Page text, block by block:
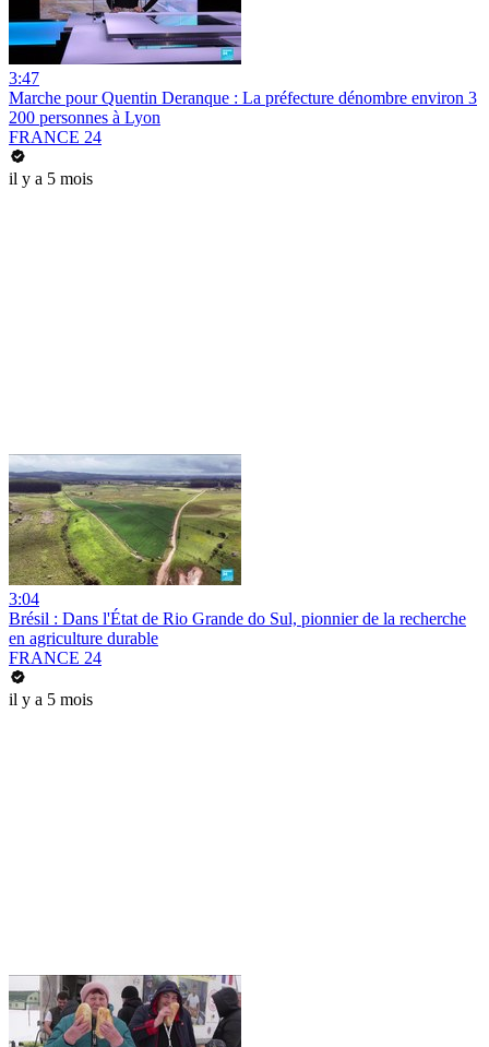
3:47
Marche pour Quentin Deranque : La préfecture dénombre environ 3
200 personnes à Lyon
FRANCE 24
il y a 5 mois
3:04
Brésil : Dans l'État de Rio Grande do Sul, pionnier de la recherche
en agriculture durable
FRANCE 24
il y a 5 mois